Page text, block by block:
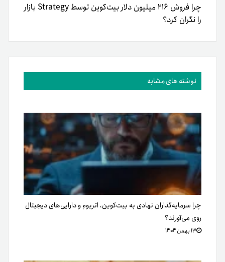
چرا فروش ۲۱۶ میلیون دلار بیت‌کوین توسط Strategy بازار
را نگران کرد؟
نوشته های مشابه
چرا سرمایه‌گذاران نهادی به بیت‌کوین، اتریوم و دارایی‌های دیجیتال
روی می‌آورند؟
۱۳ بهمن ۱۴۰۴